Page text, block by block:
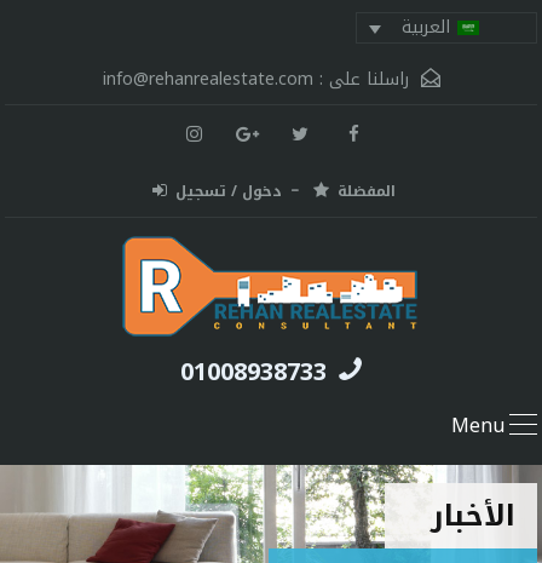
العربية
راسلنا على :info@rehanrealestate.com
المفضلة دخول / تسجيل
01008938733
Menu
الأخبار